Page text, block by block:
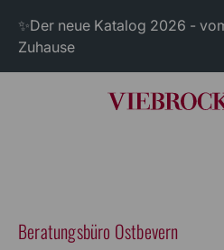
✨Der neue Katalog 2026 -
Zuhause
Beratungsbüro Ostbevern